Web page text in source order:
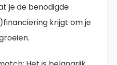
je de benodigde
krijgt om je